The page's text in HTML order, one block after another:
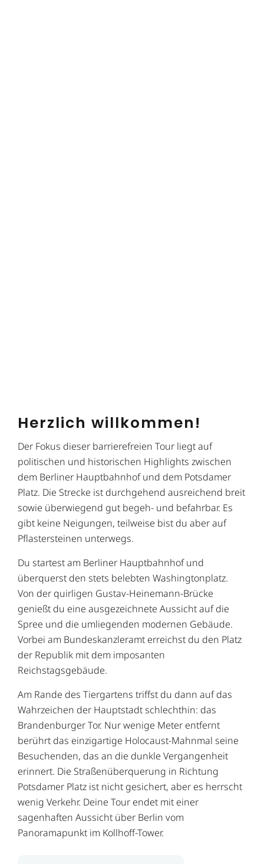
Herzlich willkommen!
Der Fokus dieser barrierefreien Tour liegt auf
politischen und historischen Highlights zwischen
dem Berliner Hauptbahnhof und dem Potsdamer
Platz. Die Strecke ist durchgehend ausreichend breit
sowie überwiegend gut begeh- und befahrbar. Es
gibt keine Neigungen, teilweise bist du aber auf
Pflastersteinen unterwegs.
Du startest am Berliner Hauptbahnhof und
überquerst den stets belebten Washingtonplatz.
Von der quirligen Gustav-Heinemann-Brücke
genießt du eine ausgezeichnete Aussicht auf die
Spree und die umliegenden modernen Gebäude.
Vorbei am Bundeskanzleramt erreichst du den Platz
der Republik mit dem imposanten
Reichstagsgebäude.
Am Rande des Tiergartens triffst du dann auf das
Wahrzeichen der Hauptstadt schlechthin: das
Brandenburger Tor. Nur wenige Meter entfernt
berührt das einzigartige Holocaust-Mahnmal seine
Besuchenden, das an die dunkle Vergangenheit
erinnert. Die Straßenüberquerung in Richtung
Potsdamer Platz ist nicht gesichert, aber es herrscht
wenig Verkehr. Deine Tour endet mit einer
sagenhaften Aussicht über Berlin vom
Panoramapunkt im Kollhoff-Tower.